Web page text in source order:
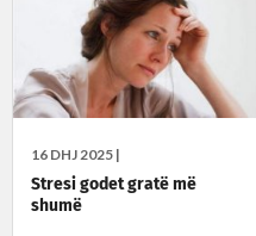
16 DHJ 2025 |
Stresi godet gratë më
shumë